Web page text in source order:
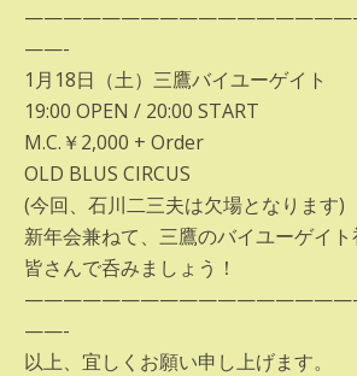
——-
1月18日（土）三鷹バイユーゲイト
19:00 OPEN / 20:00 START
M.C.￥2,000 + Order
OLD BLUS CIRCUS
(今回、石川二三夫は欠場となります)
新年会兼ねて、三鷹のバイユーゲイト
皆さんで呑みましょう！
——-
以上、宜しくお願い申し上げます。